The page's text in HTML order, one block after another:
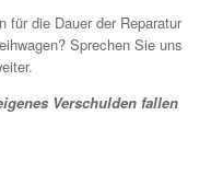
für die Dauer der Reparatur
Sprechen Sie uns
Verschulden fallen